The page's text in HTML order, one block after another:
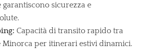
garantiscono sicurezza e
Capacità di transito rapido tra
Minorca per itinerari estivi dinamici.